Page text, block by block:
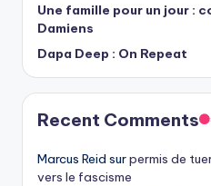
Une famille pour un jour :
Damiens
Dapa Deep : On Repeat
Recent Comments
Marcus Reid surpermis de
vers le fascisme